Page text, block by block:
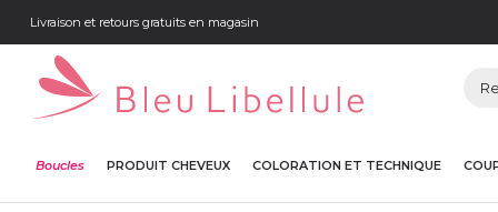
Livraison et retours gratuits en magasin
Boucles PRODUIT CHEVEUX COLORATION ET TECHNIQUE